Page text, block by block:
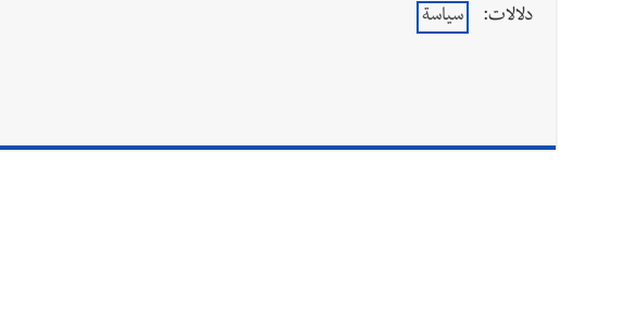
دلالات:
سياسة